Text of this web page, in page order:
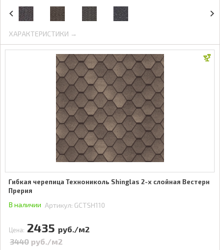
ХАРАКТЕРИСТИКИ →
Гибкая черепица Технониколь Shinglas 2-х слойная Вестерн
Прерия
В наличии Артикул: GCTSH110
Цена: 2435 руб./м2
3440 руб./м2